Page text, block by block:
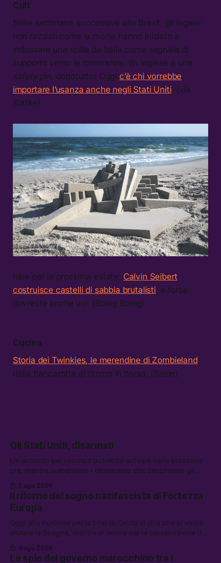
Cult
Nelle settimane successive alla Brexit, gli inglesi
non razzisti come la morte hanno iniziato a
indossare una spilla da balia come segnale di
supporto verso le minoranze. (In inglese è una
safetypin, dopotutto) Oggi c’è chi vorrebbe
importare l’usanza anche negli Stati Uniti. (via
Kottke)
Idee per la prossima estate: Calvin Seibert
costruisce castelli di sabbia brutalisti, e forse
dovreste anche voi. (Boing Boing)
Cucina
Storia dei Twinkies, le merendine di Zombieland,
dalla bancarotta al ritorno in borsa. (Salon)
Gli Stati Uniti, disarmati
Un accordo per Hormuz potrebbe arrivare nelle prossime
ore, mentre aumentano i retroscena che descrivono gli
Stati Uniti come disarmati. Tra le altre notizie: le storie di
chi aspetta i dispersi di Ceuta, il boom dei carburanti
diluiti, e quanti attivisti anti data center sono stati arrestati
5 ago 2026
Il ritorno del sogno nazifascista di Fortezza
Europa
Oggi alla riunione per la crisi di Ceuta si dirà che si vuole
aiutare la Spagna, mentre si lavora per la persecuzione dei
migranti. Tra le altre notizie: l’esplosione di aborti
spontanei a Gaza, un giovane di 19 anni è morto sotto il
4 ago 2026
Le spie del governo marocchino tra i